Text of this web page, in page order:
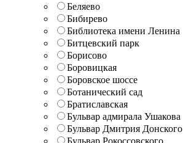
Беляево
Бибирево
Библиотека имени Ленина
Битцевский парк
Борисово
Боровицкая
Боровское шоссе
Ботанический сад
Братиславская
Бульвар адмирала Ушакова
Бульвар Дмитрия Донского
Бульвар Рокоссовского